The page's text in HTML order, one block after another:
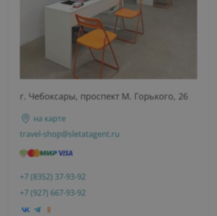
г. Чебоксары, проспект М. Горького, 26
на карте
travel-shop@sletatagent.ru
+7 (8352) 37-93-92
+7 (927) 667-93-92